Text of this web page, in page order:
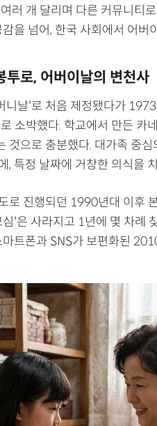
러 개 달리며 다른 커뮤니티
을 넘어, 한국 사회에서 어버
투로, 어버이날의 변천사
날'로 처음 제정됐다가
소박했다. 학교에서 만든 카
것으로 충분했다. 대가족 중
, 특정 날짜에 거창한 의식을
로 진행되던 1990년대 이후
'은 사라지고 1년에 몇 차례
트폰과 SNS가 보편화된